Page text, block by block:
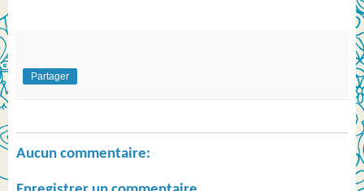
Partager
Aucun commentaire: